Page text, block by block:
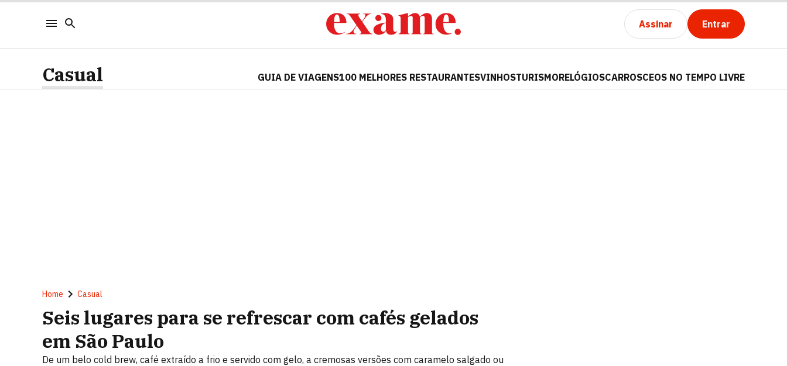
Assinar Entrar
Casual GUIA DE VIAGENS100 MELHORES RESTAURANTESVINHOSTURISMORELÓGIOSCARROSCEOS NO TEMPO LIVRE
Home Casual
Seis lugares para se refrescar com cafés gelados
em São Paulo
De um belo cold brew, café extraído a frio e servido com gelo, a cremosas versões com caramelo salgado ou